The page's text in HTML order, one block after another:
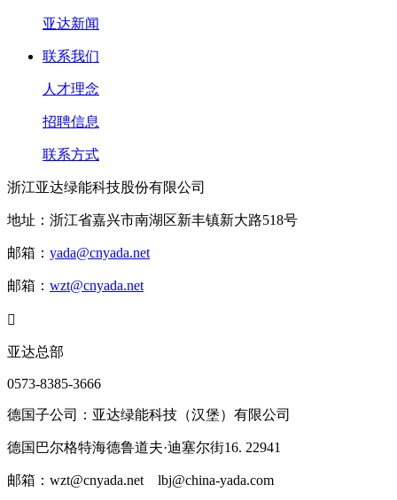
亚达新闻
联系我们
人才理念
招聘信息
联系方式
浙江亚达绿能科技股份有限公司
地址：浙江省嘉兴市南湖区新丰镇新大路518号
邮箱： yada@cnyada.net
邮箱： wzt@cnyada.net

亚达总部
0573-8385-3666
德国子公司：亚达绿能科技（汉堡）有限公司
德国巴尔格特海德鲁道夫·迪塞尔街16. 22941
邮箱：wzt@cnyada.net lbj@china-yada.com